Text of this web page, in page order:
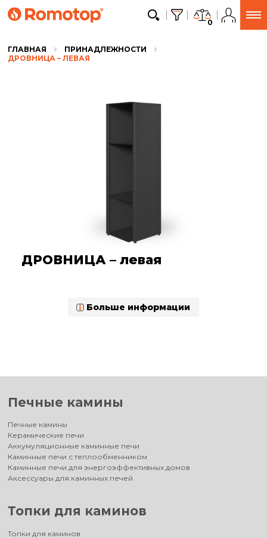
0
ГЛАВНАЯ
ПРИНАДЛЕЖНОСТИ
ДРОВНИЦА – ЛЕВАЯ
ДРОВНИЦА – левая
Больше информации
Печные камины
Печные камины
Керамические печи
Аккумуляционные каминные печи
Каминные печи с теплообменником
Каминные печи для энергоэффективных домов
Аксессуары для каминных печей
Топки для каминов
Топки для каминов